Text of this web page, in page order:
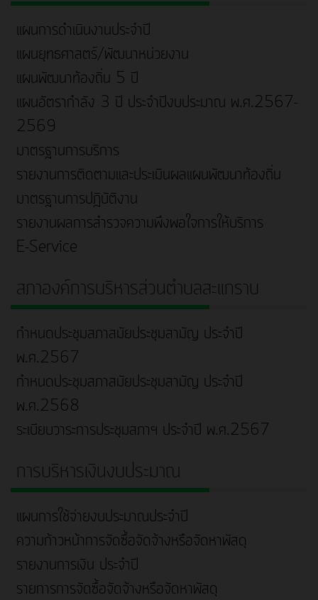
แผนการดำเนินงานประจำปี
แผนยุทธศาสตร์/พัฒนาหน่วยงาน
แผนพัฒนาท้องถิ่น 5 ปี
แผนอัตรากำลัง 3 ปี ประจำปีงบประมาณ พ.ศ.2567-
2569
มาตรฐานการบริการ
รายงานการติดตามและประเมินผลแผนพัฒนาท้องถิ่น
มาตรฐานการปฎิบัติงาน
รายงานผลการสำรวจความพึงพอใจการให้บริการ
E-Service
สภาองค์การบริหารส่วนตำบลสะแกราบ
กำหนดประชุมสภาสมัยประชุมสามัญ ประจำปี
พ.ศ.2567
กำหนดประชุมสภาสมัยประชุมสามัญ ประจำปี
พ.ศ.2568
ระเบียบวาระการประชุมสภาฯ ประจำปี พ.ศ.2567
การบริหารเงินงบประมาณ
แผนการใช้จ่ายงบประมาณประจำปี
ความก้าวหน้าการจัดซื้อจัดจ้างหรือจัดหาพัสดุ
รายงานการเงิน ประจำปี
รายการการจัดซื้อจัดจ้างหรือจัดหาพัสดุ